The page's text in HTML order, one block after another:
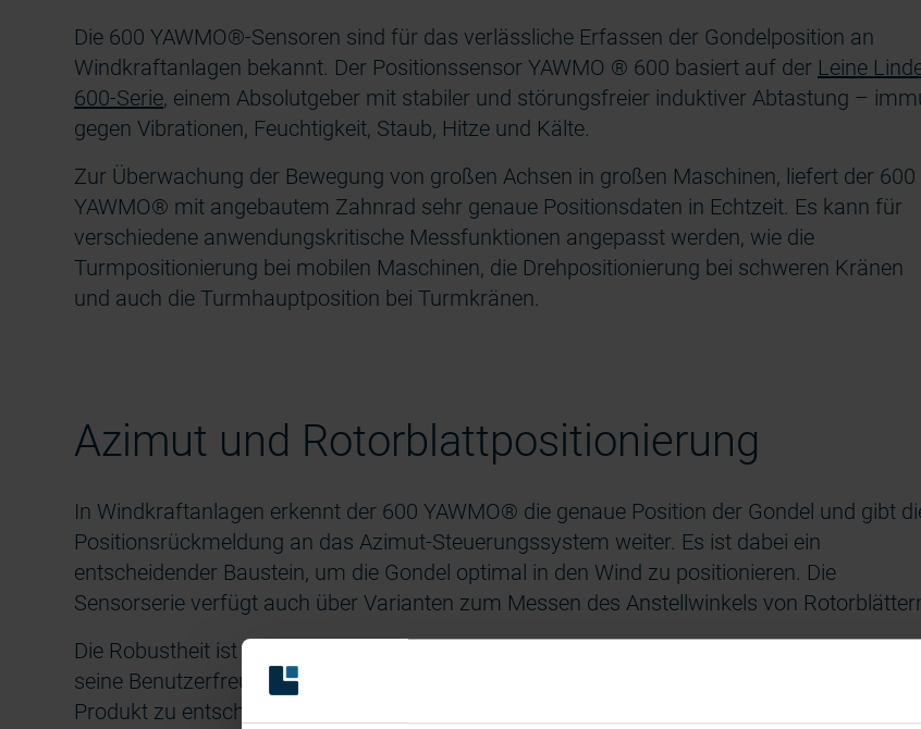
Die 600 YAWMO®-Sensoren sind für das verlässliche Erfassen der Gondelposition an
Windkraftanlagen bekannt. Der Positionssensor YAWMO ® 600 basiert auf der Leine
600-Serie, einem Absolutgeber mit stabiler und störungsfreier induktiver Abtastung –
gegen Vibrationen, Feuchtigkeit, Staub, Hitze und Kälte.
Zur Überwachung der Bewegung von großen Achsen in großen Maschinen, liefert der 600
YAWMO® mit angebautem Zahnrad sehr genaue Positionsdaten in Echtzeit. Es kann für
verschiedene anwendungskritische Messfunktionen angepasst werden, wie die
Turmpositionierung bei mobilen Maschinen, die Drehpositionierung bei schweren Kränen
und auch die Turmhauptposition bei Turmkränen.
Azimut und Rotorblattpositionierung
In Windkraftanlagen erkennt der 600 YAWMO® die genaue Position der Gondel und gibt
Positionsrückmeldung an das Azimut-Steuerungssystem weiter. Es ist dabei ein
entscheidender Baustein, um die Gondel optimal in den Wind zu positionieren. Die
Sensorserie verfügt auch über Varianten zum Messen des Anstellwinkels von
Die Robustheit ist ein besonders bekanntes Merkmal dieses Leine Linde-Gebers, aber auch
seine Benutzerfreundlichkeit und Anpassbarkeit sind starke Gründe, um sich für dieses
Produkt zu entscheiden.